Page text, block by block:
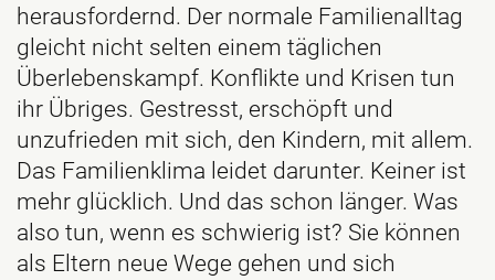
herausfordernd. Der normale Familienalltag
gleicht nicht selten einem täglichen
Überlebenskampf. Konflikte und Krisen tun
ihr Übriges. Gestresst, erschöpft und
unzufrieden mit sich, den Kindern, mit allem.
Das Familienklima leidet darunter. Keiner ist
mehr glücklich. Und das schon länger. Was
also tun, wenn es schwierig ist? Sie können
als Eltern neue Wege gehen und sich